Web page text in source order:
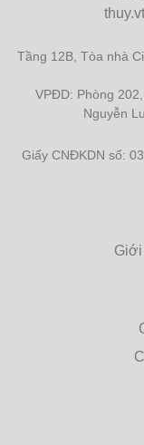
Tầng 12B, Tòa nhà
VPĐD: Phòng
Nguyễn
Giấy CNĐKDN số:
Giới